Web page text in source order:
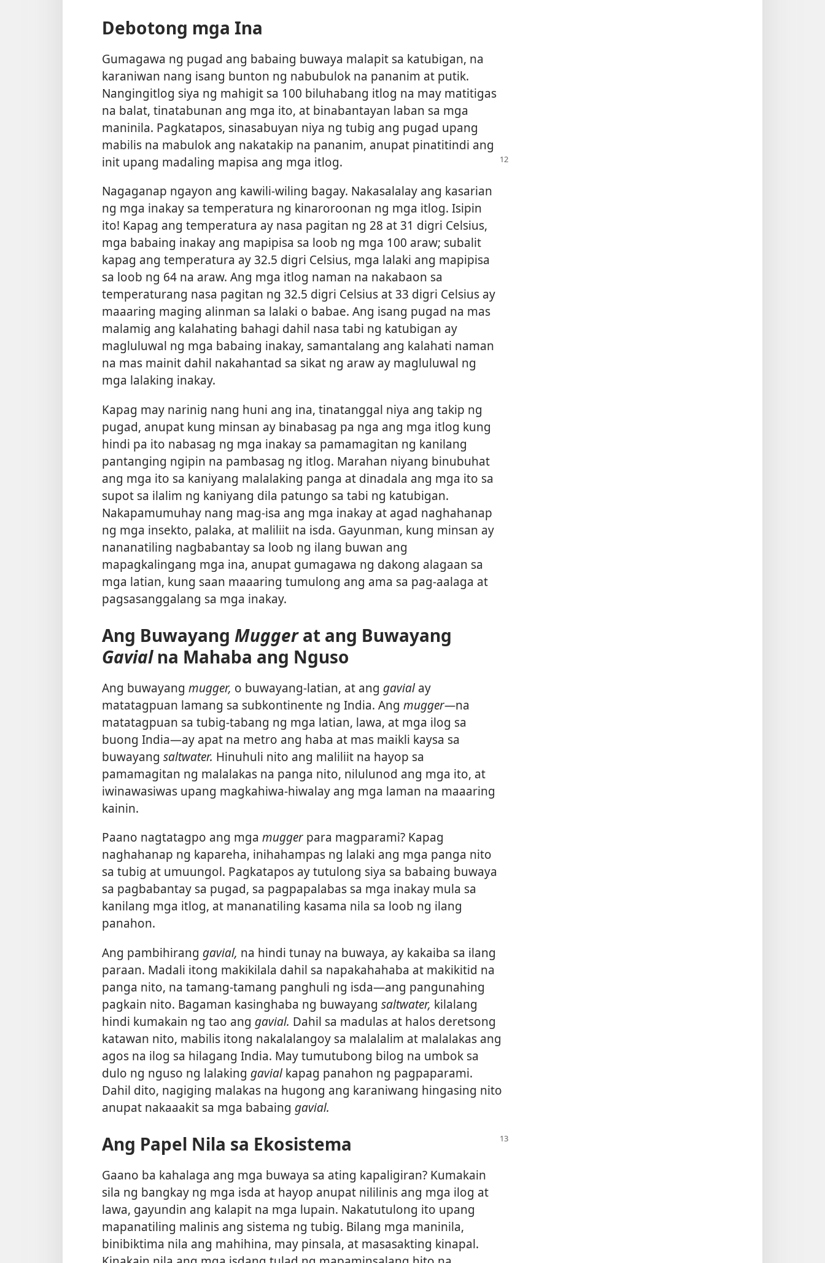
Debotong mga Ina
Gumagawa ng pugad ang babaing buwaya malapit sa katubigan, na
karaniwan nang isang bunton ng nabubulok na pananim at putik.
Nangingitlog siya ng mahigit sa 100 biluhabang itlog na may matitigas
na balat, tinatabunan ang mga ito, at binabantayan laban sa mga
maninila. Pagkatapos, sinasabuyan niya ng tubig ang pugad upang
mabilis na mabulok ang nakatakip na pananim, anupat pinatitindi ang
init upang madaling mapisa ang mga itlog.
Nagaganap ngayon ang kawili-wiling bagay. Nakasalalay ang kasarian
ng mga inakay sa temperatura ng kinaroroonan ng mga itlog. Isipin
ito! Kapag ang temperatura ay nasa pagitan ng 28 at 31 digri Celsius,
mga babaing inakay ang mapipisa sa loob ng mga 100 araw; subalit
kapag ang temperatura ay 32.5 digri Celsius, mga lalaki ang mapipisa
sa loob ng 64 na araw. Ang mga itlog naman na nakabaon sa
temperaturang nasa pagitan ng 32.5 digri Celsius at 33 digri Celsius ay
maaaring maging alinman sa lalaki o babae. Ang isang pugad na mas
malamig ang kalahating bahagi dahil nasa tabi ng katubigan ay
magluluwal ng mga babaing inakay, samantalang ang kalahati naman
na mas mainit dahil nakahantad sa sikat ng araw ay magluluwal ng
mga lalaking inakay.
Kapag may narinig nang huni ang ina, tinatanggal niya ang takip ng
pugad, anupat kung minsan ay binabasag pa nga ang mga itlog kung
hindi pa ito nabasag ng mga inakay sa pamamagitan ng kanilang
pantanging ngipin na pambasag ng itlog. Marahan niyang binubuhat
ang mga ito sa kaniyang malalaking panga at dinadala ang mga ito sa
supot sa ilalim ng kaniyang dila patungo sa tabi ng katubigan.
Nakapamumuhay nang mag-isa ang mga inakay at agad naghahanap
ng mga insekto, palaka, at maliliit na isda. Gayunman, kung minsan ay
nananatiling nagbabantay sa loob ng ilang buwan ang
mapagkalingang mga ina, anupat gumagawa ng dakong alagaan sa
mga latian, kung saan maaaring tumulong ang ama sa pag-aalaga at
pagsasanggalang sa mga inakay.
Ang Buwayang Muggerat ang Buwayang
Gavialna Mahaba ang Nguso
Ang buwayang mugger, o buwayang-latian, at ang gavialay
matatagpuan lamang sa subkontinente ng India. Ang mugger​—na
matatagpuan sa tubig-tabang ng mga latian, lawa, at mga ilog sa
buong India​—ay apat na metro ang haba at mas maikli kaysa sa
buwayang saltwater. Hinuhuli nito ang maliliit na hayop sa
pamamagitan ng malalakas na panga nito, nilulunod ang mga ito, at
iwinawasiwas upang magkahiwa-hiwalay ang mga laman na maaaring
kainin.
Paano nagtatagpo ang mga mugger para magparami? Kapag
naghahanap ng kapareha, inihahampas ng lalaki ang mga panga nito
sa tubig at umuungol. Pagkatapos ay tutulong siya sa babaing buwaya
sa pagbabantay sa pugad, sa pagpapalabas sa mga inakay mula sa
kanilang mga itlog, at mananatiling kasama nila sa loob ng ilang
panahon.
Ang pambihirang gavial, na hindi tunay na buwaya, ay kakaiba sa ilang
paraan. Madali itong makikilala dahil sa napakahahaba at makikitid na
panga nito, na tamang-tamang panghuli ng isda​—ang pangunahing
pagkain nito. Bagaman kasinghaba ng buwayang saltwater, kilalang
hindi kumakain ng tao ang gavial. Dahil sa madulas at halos deretsong
katawan nito, mabilis itong nakalalangoy sa malalalim at malalakas ang
agos na ilog sa hilagang India. May tumutubong bilog na umbok sa
dulo ng nguso ng lalaking gavialkapag panahon ng pagpaparami.
Dahil dito, nagiging malakas na hugong ang karaniwang hingasing nito
anupat nakaaakit sa mga babaing gavial.
Ang Papel Nila sa Ekosistema
Gaano ba kahalaga ang mga buwaya sa ating kapaligiran? Kumakain
sila ng bangkay ng mga isda at hayop anupat nililinis ang mga ilog at
lawa, gayundin ang kalapit na mga lupain. Nakatutulong ito upang
mapanatiling malinis ang sistema ng tubig. Bilang mga maninila,
binibiktima nila ang mahihina, may pinsala, at masasakting kinapal.